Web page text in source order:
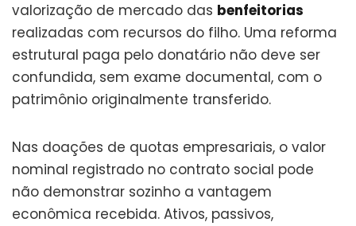
valorização de mercado das benfeitorias
realizadas com recursos do filho. Uma reforma
estrutural paga pelo donatário não deve ser
confundida, sem exame documental, com o
patrimônio originalmente transferido.
Nas doações de quotas empresariais, o valor
nominal registrado no contrato social pode
não demonstrar sozinho a vantagem
econômica recebida. Ativos, passivos,